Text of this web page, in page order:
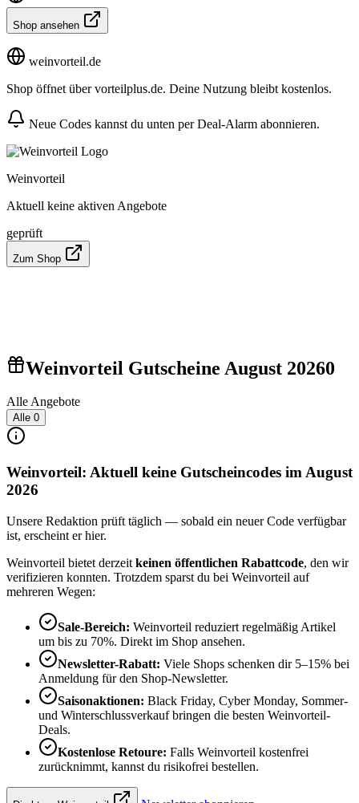
Shop ansehen
weinvorteil.de
Shop öffnet über vorteilplus.de. Deine Nutzung bleibt kostenlos.
Neue Codes kannst du unten per Deal-Alarm abonnieren.
Weinvorteil
Aktuell keine aktiven Angebote
geprüft
Zum Shop
Weinvorteil Gutscheine August 20260
Alle Angebote
Alle 0
Weinvorteil: Aktuell keine Gutscheincodes im August
2026
Unsere Redaktion prüft täglich — sobald ein neuer Code verfügbar
ist, erscheint er hier.
Weinvorteil bietet derzeit keinen öffentlichen Rabattcode, den wir
verifizieren konnten. Trotzdem sparst du bei Weinvorteil auf
mehreren Wegen:
Sale-Bereich: Weinvorteil reduziert regelmäßig Artikel
um bis zu 70%. Direkt im Shop ansehen.
Newsletter-Rabatt: Viele Shops schenken dir 5–15% bei
Anmeldung für den Shop-Newsletter.
Saisonaktionen: Black Friday, Cyber Monday, Sommer-
und Winterschlussverkauf bringen die besten Weinvorteil-
Deals.
Kostenlose Retoure: Falls Weinvorteil kostenfrei
zurücknimmt, kannst du risikofrei bestellen.